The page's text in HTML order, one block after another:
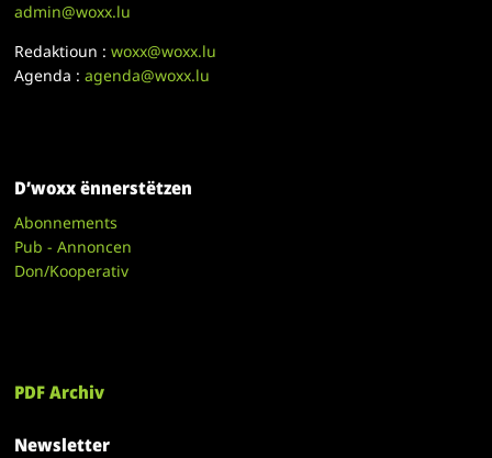
admin@woxx.lu
Redaktioun :woxx@woxx.lu
Agenda :agenda@woxx.lu
D’woxx ënnerstëtzen
Abonnements
Pub - Annoncen
Don/Kooperativ
PDF Archiv
Newsletter